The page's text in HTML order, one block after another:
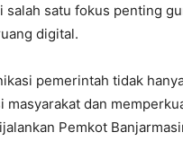
salah satu fokus penting
digital.
pemerintah tidak
masyarakat dan
Pemkot